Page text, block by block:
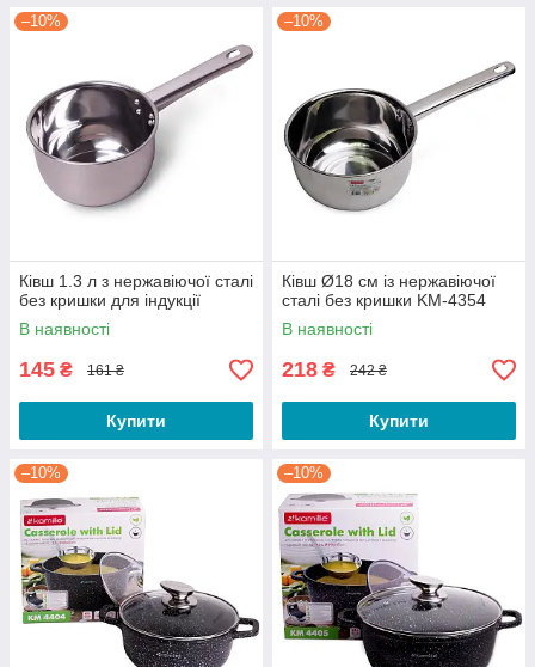
–10%
Ківш 1.3 л з нержавіючої сталі
без кришки для індукції
В наявності
145 ₴ 161 ₴
Купити
–10%
Ківш Ø18 см із нержавіючої
сталі без кришки KM-4354
В наявності
218 ₴ 242 ₴
Купити
–10% –10%